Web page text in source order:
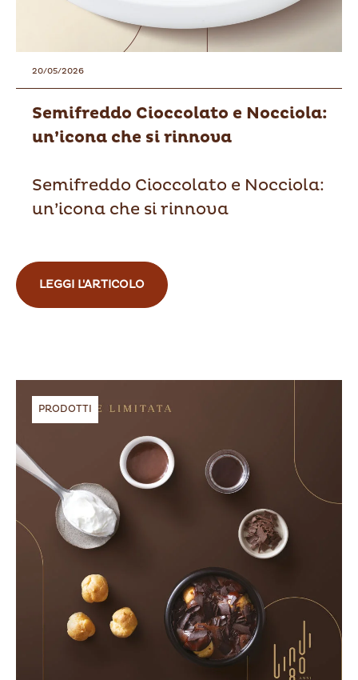
20/05/2026
Semifreddo Cioccolato e Nocciola:
un’icona che si rinnova
Semifreddo Cioccolato e Nocciola:
un’icona che si rinnova
LEGGI L'ARTICOLO
PRODOTTI